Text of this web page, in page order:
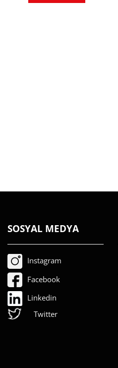
SOSYAL MEDYA
Instagram
Facebook
Linkedin
Twitter